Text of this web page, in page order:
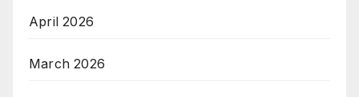
April 2026
March 2026